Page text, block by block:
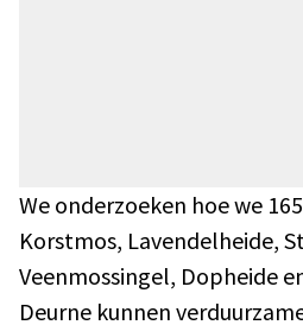
We onderzoeken hoe we
Korstmos, Lavendelheide,
Veenmossingel, Dopheide
Deurne kunnen